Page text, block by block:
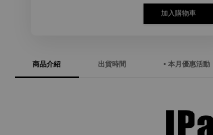
加入購物車
商品介紹 出貨時間 • 本月優惠活動